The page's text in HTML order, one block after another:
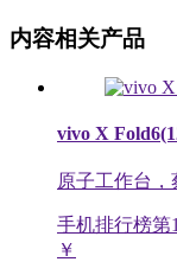
内容相关产品
vivo X
原子工作台，
手机排行榜第1
￥